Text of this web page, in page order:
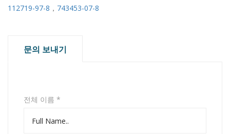
112719-97-8 ， 743453-07-8
문의 보내기
전체 이름 *